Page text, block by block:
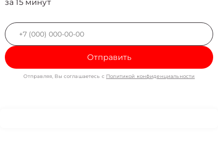
за 15 минут
Отправить
Отправляя, Вы соглашаетесь с Политикой конфиденциальности